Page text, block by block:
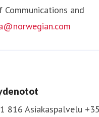
Vuonna 2015 The
(ICCT)
ja
Communications and
816 Asiakaspalvelu